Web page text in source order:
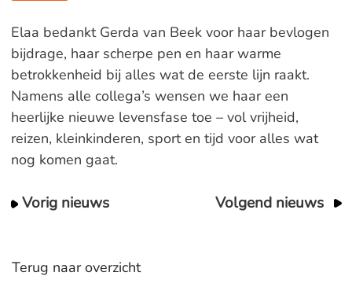
Elaa bedankt Gerda van Beek voor haar bevlogen
bijdrage, haar scherpe pen en haar warme
betrokkenheid bij alles wat de eerste lijn raakt.
Namens alle collega’s wensen we haar een
heerlijke nieuwe levensfase toe – vol vrijheid,
reizen, kleinkinderen, sport en tijd voor alles wat
nog komen gaat.
Vorig nieuws Volgend nieuws
Terug naar overzicht